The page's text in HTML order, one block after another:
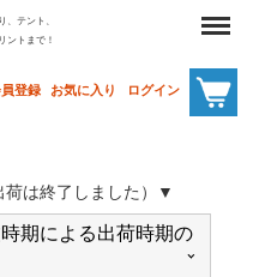
、テント、
ントまで！
登録 お気に入り ログイン
Menu
荷は終了しました）▼
期による出荷時期の